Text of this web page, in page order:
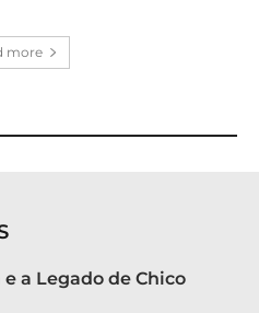
more
e a Legado de Chico